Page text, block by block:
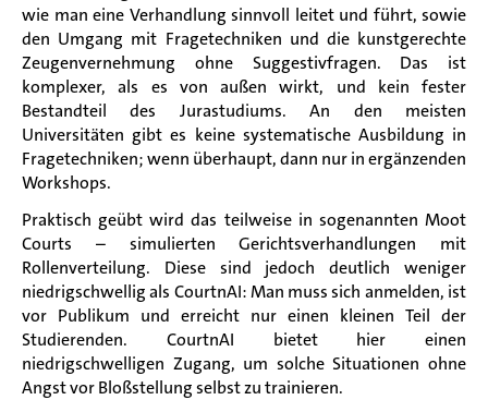
wie man eine Verhandlung sinnvoll leitet und führt, sowie
den Umgang mit Fragetechniken und die kunstgerechte
Zeugenvernehmung ohne Suggestivfragen. Das ist
komplexer, als es von außen wirkt, und kein fester
Bestandteil des Jurastudiums. An den meisten
Universitäten gibt es keine systematische Ausbildung in
Fragetechniken; wenn überhaupt, dann nur in ergänzenden
Workshops.
Praktisch geübt wird das teilweise in sogenannten Moot
Courts – simulierten Gerichtsverhandlungen mit
Rollenverteilung. Diese sind jedoch deutlich weniger
niedrigschwellig als CourtnAI: Man muss sich anmelden, ist
vor Publikum und erreicht nur einen kleinen Teil der
Studierenden. CourtnAI bietet hier einen
niedrigschwelligen Zugang, um solche Situationen ohne
Angst vor Bloßstellung selbst zu trainieren.